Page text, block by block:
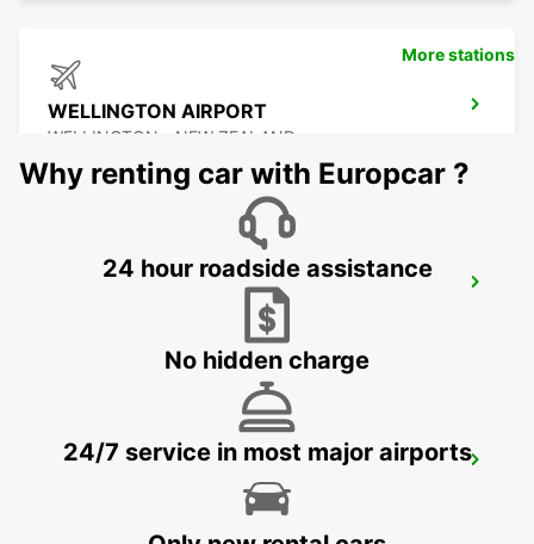
WELLINGTON AIRPORT
WELLINGTON - NEW ZEALAND
PALMERSTON NORTH AIRPORT
PALMERSTON NORTH - NEW ZEALAND
GREYMOUTH CITY
GREYMOUTH - NEW ZEALAND
More stations
Why renting car with Europcar ?
24 hour roadside assistance
No hidden charge
24/7 service in most major airports